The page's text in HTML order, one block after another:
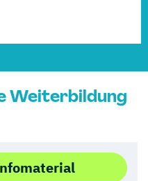
Weiterbildung